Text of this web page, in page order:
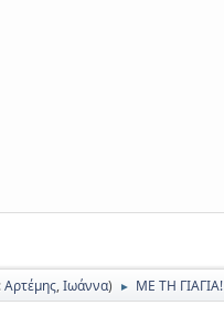
Αρτέμης,Ιωάννα) ► ΜΕ ΤΗ ΓΙΑΓΙΑ!